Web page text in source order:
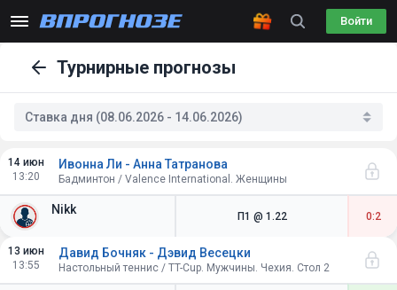
Войти
Турнирные прогнозы
Ставка дня (08.06.2026 - 14.06.2026)
14 июн
13:20
Nikk
Ивонна Ли - Анна Татранова
Бадминтон / Valence International. Женщины
П1 @ 1.22 0:2
13 июн
13:55
Давид Бочняк - Дэвид Весецки
Настольный теннис / TT-Cup. Мужчины. Чехия. Стол 2